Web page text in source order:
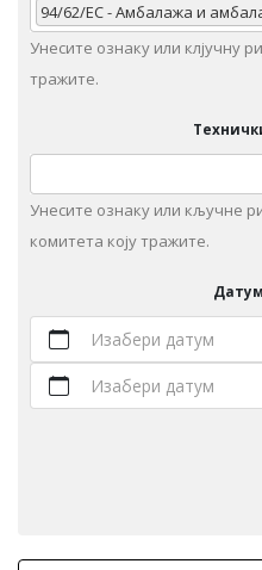
94/62/EC - Амбалажа и
Унесите ознаку или клјучну
тражите.
Унeситe ознаку или кључне
комитета коју тражите.
Изабери датум
Изабери датум